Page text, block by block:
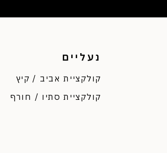
נעליים
קולקציית אביב / קיץ
קולקציית סתיו / חורף